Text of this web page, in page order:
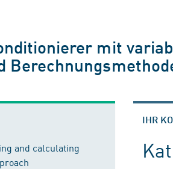
mit
and calculating
IHR